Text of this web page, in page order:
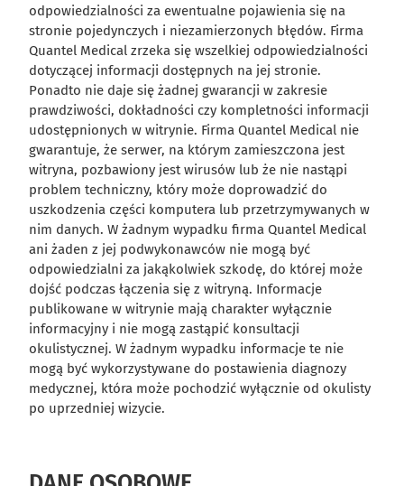
odpowiedzialności za ewentualne pojawienia się na
stronie pojedynczych i niezamierzonych błędów. Firma
Quantel Medical zrzeka się wszelkiej odpowiedzialności
dotyczącej informacji dostępnych na jej stronie.
Ponadto nie daje się żadnej gwarancji w zakresie
prawdziwości, dokładności czy kompletności informacji
udostępnionych w witrynie. Firma Quantel Medical nie
gwarantuje, że serwer, na którym zamieszczona jest
witryna, pozbawiony jest wirusów lub że nie nastąpi
problem techniczny, który może doprowadzić do
uszkodzenia części komputera lub przetrzymywanych w
nim danych. W żadnym wypadku firma Quantel Medical
ani żaden z jej podwykonawców nie mogą być
odpowiedzialni za jakąkolwiek szkodę, do której może
dojść podczas łączenia się z witryną. Informacje
publikowane w witrynie mają charakter wyłącznie
informacyjny i nie mogą zastąpić konsultacji
okulistycznej. W żadnym wypadku informacje te nie
mogą być wykorzystywane do postawienia diagnozy
medycznej, która może pochodzić wyłącznie od okulisty
po uprzedniej wizycie.